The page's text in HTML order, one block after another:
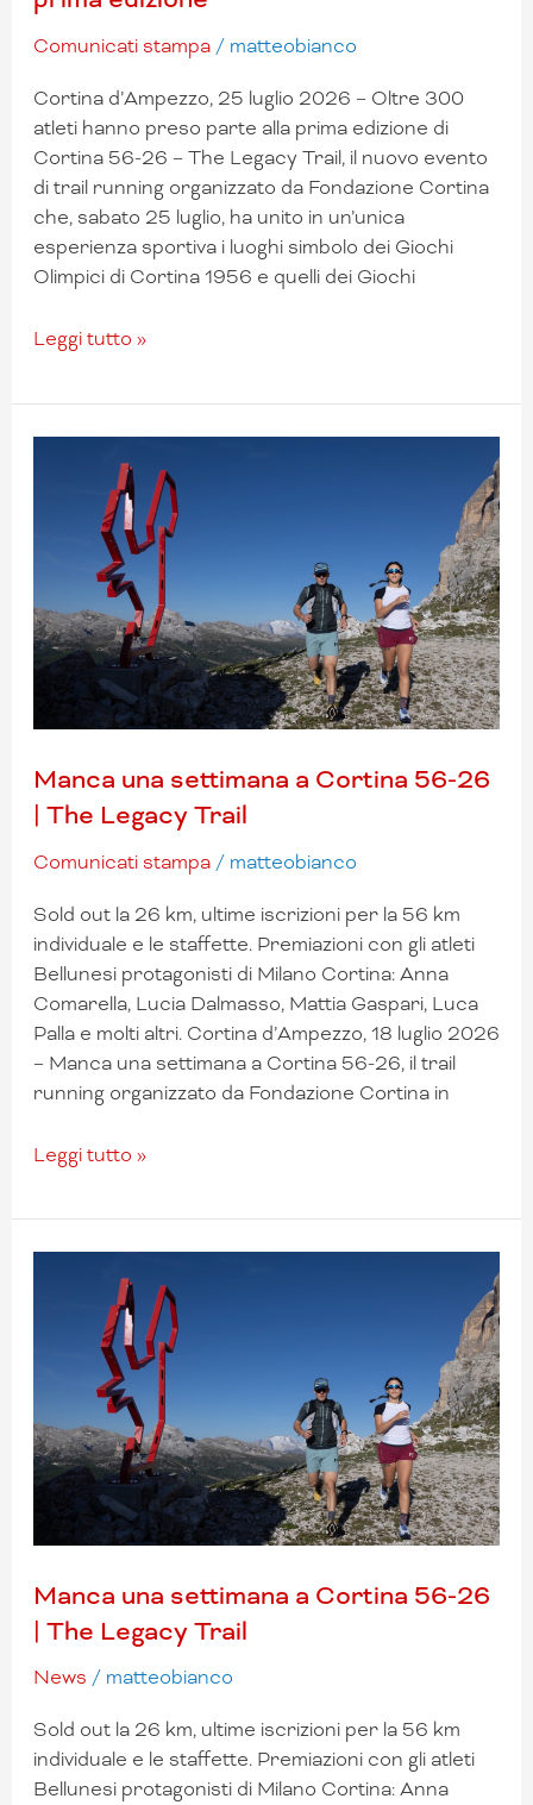
Comunicati stampa/ matteobianco
Cortina d’Ampezzo, 25 luglio 2026 – Oltre 300
atleti hanno preso parte alla prima edizione di
Cortina 56-26 – The Legacy Trail, il nuovo evento
di trail running organizzato da Fondazione Cortina
che, sabato 25 luglio, ha unito in un’unica
esperienza sportiva i luoghi simbolo dei Giochi
Olimpici di Cortina 1956 e quelli dei Giochi
Leggi tutto »
Manca una settimana a Cortina 56-26
| The Legacy Trail
Comunicati stampa/ matteobianco
Sold out la 26 km, ultime iscrizioni per la 56 km
individuale e le staffette. Premiazioni con gli atleti
Bellunesi protagonisti di Milano Cortina: Anna
Comarella, Lucia Dalmasso, Mattia Gaspari, Luca
Palla e molti altri. Cortina d’Ampezzo, 18 luglio 2026
– Manca una settimana a Cortina 56-26, il trail
running organizzato da Fondazione Cortina in
settimana
Cortina
26
|
Leggi tutto »
Manca una settimana a Cortina 56-26
| The Legacy Trail
News / matteobianco
Sold out la 26 km, ultime iscrizioni per la 56 km
individuale e le staffette. Premiazioni con gli atleti
Bellunesi protagonisti di Milano Cortina: Anna
settimana
Cortina
26
|